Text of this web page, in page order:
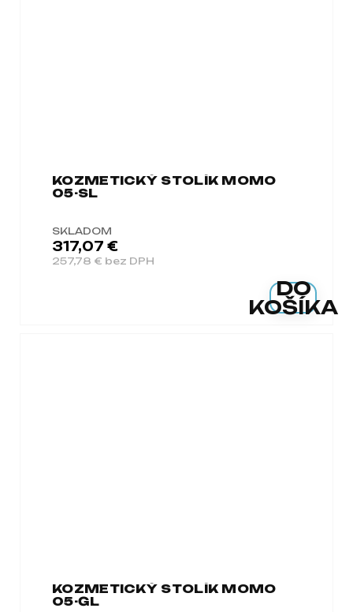
KOZMETICKÝ STOLÍK MOMO
05-SL
SKLADOM
257,78 € bez DPH
317,07 €
DO
KOŠÍKA
KOZMETICKÝ STOLÍK MOMO
05-GL